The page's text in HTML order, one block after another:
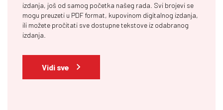
izdanja, još od samog početka našeg rada. Svi brojevi se
mogu preuzeti u PDF format, kupovinom digitalnog izdanja,
ili možete pročitati sve dostupne tekstove iz odabranog
izdanja.
Vidi sve